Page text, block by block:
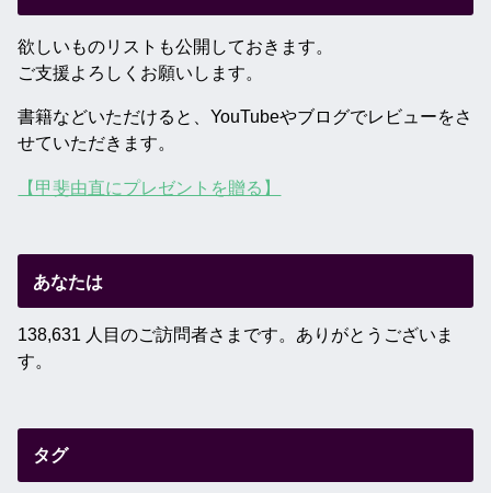
欲しいものリストも公開しておきます。
ご支援よろしくお願いします。
書籍などいただけると、YouTubeやブログでレビューをさ
せていただきます。
【甲斐由直にプレゼントを贈る】
あなたは
138,631 人目のご訪問者さまです。ありがとうございま
す。
タグ